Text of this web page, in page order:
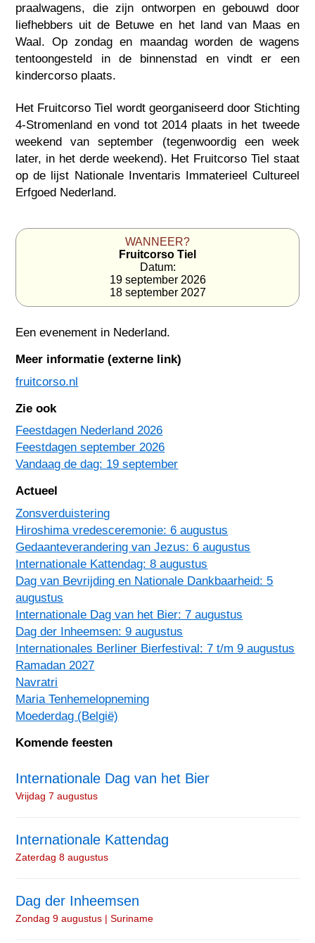
praalwagens, die zijn ontworpen en gebouwd door
liefhebbers uit de Betuwe en het land van Maas en
Waal. Op zondag en maandag worden de wagens
tentoongesteld in de binnenstad en vindt er een
kindercorso plaats.
Het Fruitcorso Tiel wordt georganiseerd door Stichting
4-Stromenland en vond tot 2014 plaats in het tweede
weekend van september (tegenwoordig een week
later, in het derde weekend). Het Fruitcorso Tiel staat
op de lijst Nationale Inventaris Immaterieel Cultureel
Erfgoed Nederland.
WANNEER?
Fruitcorso Tiel
Datum:
19 september 2026
18 september 2027
Een evenement in Nederland.
Meer informatie (externe link)
fruitcorso.nl
Zie ook
Feestdagen Nederland 2026
Feestdagen september 2026
Vandaag de dag: 19 september
Actueel
Zonsverduistering
Hiroshima vredesceremonie: 6 augustus
Gedaanteverandering van Jezus: 6 augustus
Internationale Kattendag: 8 augustus
Dag van Bevrijding en Nationale Dankbaarheid: 5
augustus
Internationale Dag van het Bier: 7 augustus
Dag der Inheemsen: 9 augustus
Internationales Berliner Bierfestival: 7 t/m 9 augustus
Ramadan 2027
Navratri
Maria Tenhemelopneming
Moederdag (België)
Komende feesten
Internationale Dag van het Bier
Vrijdag 7 augustus
Internationale Kattendag
Zaterdag 8 augustus
Dag der Inheemsen
Zondag 9 augustus | Suriname